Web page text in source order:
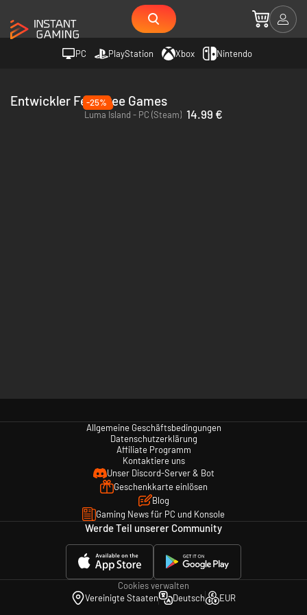
PC PlayStation Xbox Nintendo
Entwickler Feel Free Games
-25%
Luma Island - PC (Steam) 14.99 €
Allgemeine Geschäftsbedingungen
Datenschutzerklärung
Affiliate Programm
Kontaktiere uns
Unser Discord-Server & Bot
Geschenkkarte einlösen
Blog
Gaming News für PC und Konsole
Werde Teil unserer Community
Cookies verwalten
Vereinigte Staaten
Deutsch EUR